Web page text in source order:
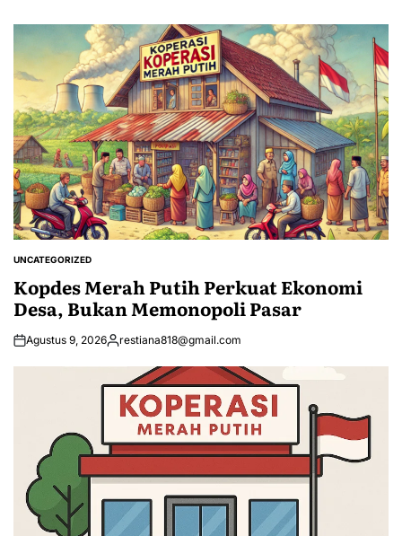
POSTED
UNCATEGORIZED
Kopdes Merah Putih Perkuat Ekonomi
Desa, Bukan Memonopoli Pasar
Agustus 9, 2026Posted
restiana818@gmail.com